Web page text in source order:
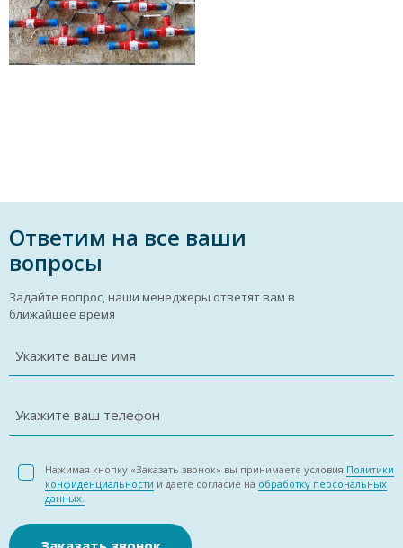
Ответим на все ваши
вопросы
Задайте вопрос, наши менеджеры ответят вам в
ближайшее время
Укажите ваше имя
Укажите ваш телефон
Нажимая кнопку «Заказать звонок» вы принимаете условия Политики
конфиденциальности и даете согласие на обработку персональных
данных.